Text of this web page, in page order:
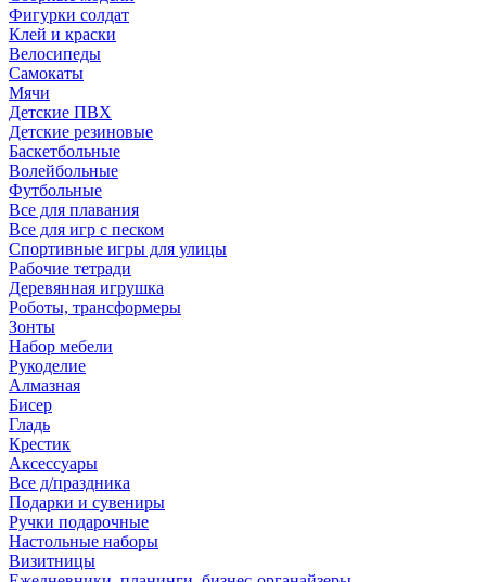
Фигурки солдат
Клей и краски
Велосипеды
Самокаты
Мячи
Детские ПВХ
Детские резиновые
Баскетбольные
Волейбольные
Футбольные
Все для плавания
Все для игр с песком
Спортивные игры для улицы
Рабочие тетради
Деревянная игрушка
Роботы, трансформеры
Зонты
Набор мебели
Рукоделие
Алмазная
Бисер
Гладь
Крестик
Аксессуары
Все д/праздника
Подарки и сувениры
Ручки подарочные
Настольные наборы
Визитницы